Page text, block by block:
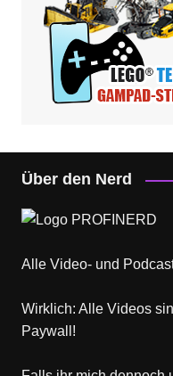
Über den Nerd
Alle Video- und
Wirklich: Alle Videos
Paywall!